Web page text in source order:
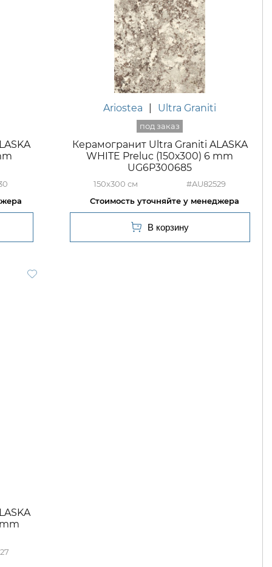
Ariostea Ultra Graniti
Керамогранит Ultra Graniti ALASKA
WHITE Preluc (150х300) 6 mm
UG6P300685
150x300 #AU82529